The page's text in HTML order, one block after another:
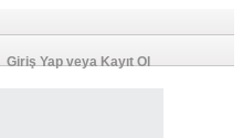
Giriş Yap veya Kayıt Ol